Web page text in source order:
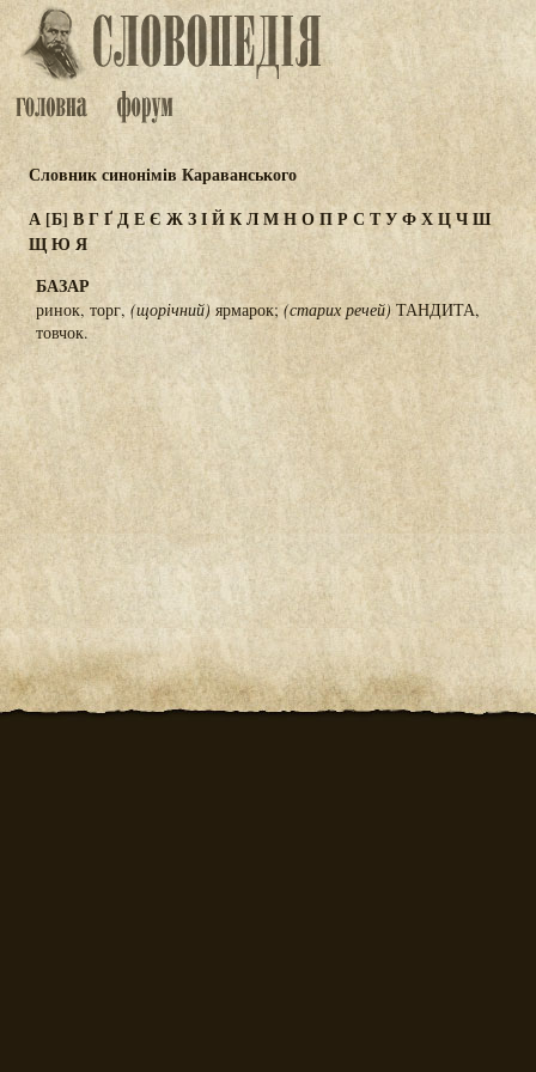
Словник синонімів Караванського
А[Б] ВГҐДЕЄ ЖЗІЙКЛМНОПР С ТУФХЦЧШ
ЩЮ Я
БАЗАР
ринок, торг, (щорічний) ярмарок; (старих речей) ТАНДИТА,
товчок.